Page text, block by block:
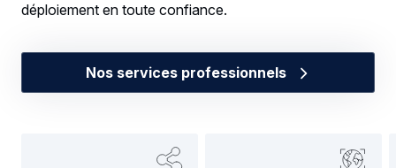
déploiement en toute confiance.
Nos services professionnels